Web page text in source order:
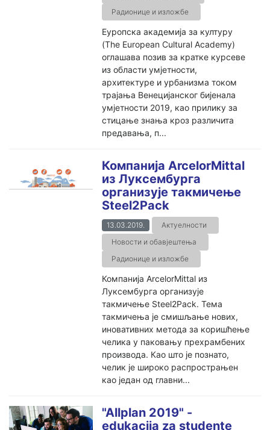
Радионице и изложбе
Еуропска академија за културу
(The European Cultural Academy)
оглашава позив за кратке курсеве
из области умјетности,
архитектуре и урбанизма током
трајања Венецијанског бијенала
умјетности 2019, као прилику за
стицање знања кроз различита
предавања, п...
Компанија ArcelorMittal
из Луксембурга
организује такмичење
Steel2Pack
13.03.2019.
Актуелности
Новости и обавјештења
Радионице и изложбе
Компанија ArcelorMittal из
Луксембурга организује
такмичење Steel2Pack. Тема
такмичења је смишљање нових,
иновативних метода за коришћење
челика у паковању прехрамбених
производа. Као што је познато,
челик је широко распрострањен
као један од главни...
"Allplan 2019" -
edukacija za studente